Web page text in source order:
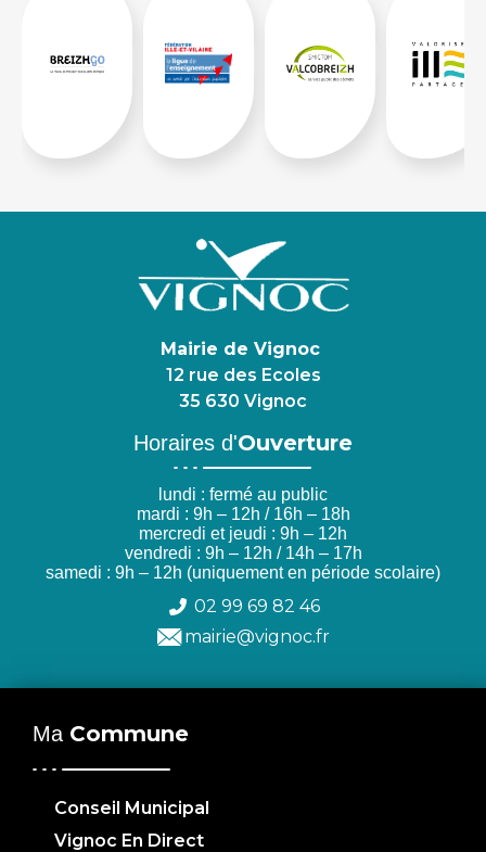
Mairie de Vignoc
12 rue des Ecoles
35 630 Vignoc
Horaires d'Ouverture
lundi : fermé au public
mardi : 9h – 12h / 16h – 18h
mercredi et jeudi : 9h – 12h
vendredi : 9h – 12h / 14h – 17h
samedi : 9h – 12h (uniquement en période scolaire)
02 99 69 82 46
mairie@vignoc.fr
Ma Commune
Conseil Municipal
Vignoc En Direct